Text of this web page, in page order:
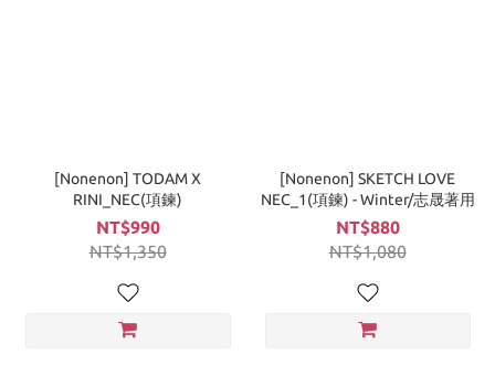
[Nonenon] TODAM X
RINI_NEC(項鍊)
NT$990
NT$1,350
[Nonenon] SKETCH LOVE
NEC_1(項鍊) - Winter/志晟著用
NT$880
NT$1,080